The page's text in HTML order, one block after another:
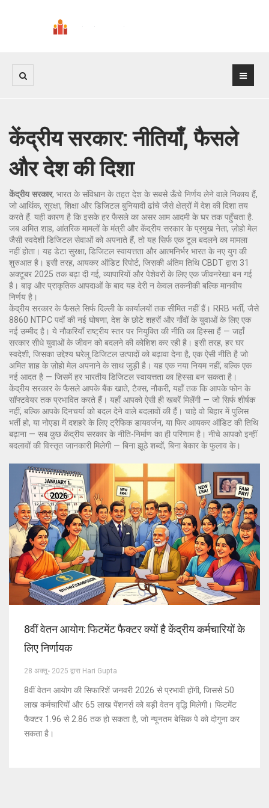
केंद्रीय सरकार: नीतियाँ, फैसले
और देश की दिशा
केंद्रीय सरकार, भारत के संविधान के तहत देश के सबसे ऊँचे निर्णय लेने वाले निकाय हैं,
जो आर्थिक, सुरक्षा, शिक्षा और डिजिटल बुनियादी ढांचे जैसे क्षेत्रों में देश की दिशा तय
करते हैं. यही कारण है कि इसके हर फैसले का असर आम आदमी के घर तक पहुँचता है
जब अमित शाह, आंतरिक मामलों के मंत्री और केंद्रीय सरकार के प्रमुख नेता, ज़ोहो मेल
जैसी स्वदेशी डिजिटल सेवाओं को अपनाते हैं, तो यह सिर्फ एक टूल बदलने का मामला
नहीं होता। यह डेटा सुरक्षा, डिजिटल स्वायत्तता और आत्मनिर्भर भारत के नए युग की
शुरुआत है। इसी तरह, आयकर ऑडिट रिपोर्ट, जिसकी अंतिम तिथि CBDT द्वारा 31
अक्टूबर 2025 तक बढ़ा दी गई, व्यापारियों और पेशेवरों के लिए एक जीवनरेखा बन गई
है। बाढ़ और प्राकृतिक आपदाओं के बाद यह देरी न केवल तकनीकी बल्कि मानवीय
निर्णय है।
केंद्रीय सरकार के फैसले सिर्फ दिल्ली के कार्यालयों तक सीमित नहीं हैं। RRB भर्ती, जैसे
8860 NTPC पदों की नई घोषणा, देश के छोटे शहरों और गाँवों के युवाओं के लिए एक
नई उम्मीद है। ये नौकरियाँ राष्ट्रीय स्तर पर नियुक्ति की नीति का हिस्सा हैं — जहाँ
सरकार सीधे युवाओं के जीवन को बदलने की कोशिश कर रही है। इसी तरह, हर घर
स्वदेशी, जिसका उद्देश्य घरेलू डिजिटल उत्पादों को बढ़ावा देना है, एक ऐसी नीति है जो
अमित शाह के ज़ोहो मेल अपनाने के साथ जुड़ी है। यह एक नया नियम नहीं, बल्कि एक
नई आदत है — जिसमें हर भारतीय डिजिटल स्वायत्तता का हिस्सा बन सकता है।
केंद्रीय सरकार के फैसले आपके बैंक खाते, टैक्स, नौकरी, यहाँ तक कि आपके फोन के
सॉफ्टवेयर तक प्रभावित करते हैं। यहाँ आपको ऐसी ही खबरें मिलेंगी — जो सिर्फ शीर्षक
नहीं, बल्कि आपके दिनचर्या को बदल देने वाले बदलावों की हैं। चाहे वो बिहार में पुलिस
भर्ती हो, या नोएडा में दशहरे के लिए ट्रैफिक डायवर्जन, या फिर आयकर ऑडिट की तिथि
बढ़ाना — सब कुछ केंद्रीय सरकार के नीति-निर्माण का ही परिणाम है। नीचे आपको इन्हीं
बदलावों की विस्तृत जानकारी मिलेगी — बिना झूठे शब्दों, बिना बेकार के फुलाव के।
8वीं वेतन आयोग: फिटमेंट फैक्टर क्यों है केंद्रीय कर्मचारियों के
लिए निर्णायक
28 अक्तू॰ 2025 द्वारा Hari Gupta
8वीं वेतन आयोग की सिफारिशें जनवरी 2026 से प्रभावी होंगी, जिससे 50
लाख कर्मचारियों और 65 लाख पेंशनर्स को बड़ी वेतन वृद्धि मिलेगी। फिटमेंट
फैक्टर 1.96 से 2.86 तक हो सकता है, जो न्यूनतम बेसिक पे को दोगुना कर
सकता है।